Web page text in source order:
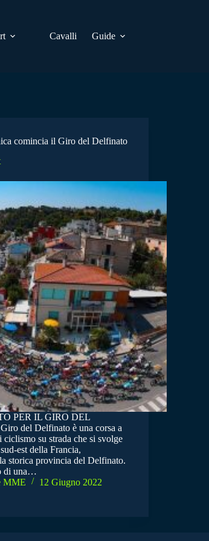
Cavalli Guide
comincia il Giro del Delfinato
PER IL GIRO DEL
del Delfinato è una corsa a
ciclismo su strada che si svolge
est della Francia,
storica provincia del Delfinato.
di una…
MME
12 Giugno 2022